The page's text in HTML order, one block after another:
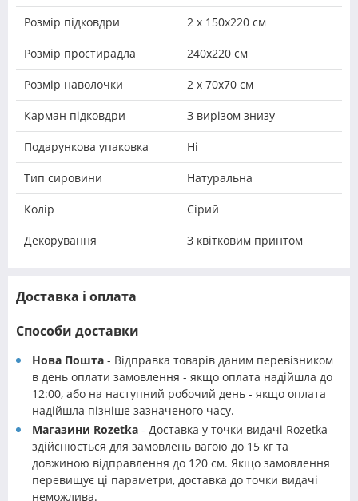
Розмір підковдри 2 х 150х220 см
Розмір простирадла 240х220 см
Розмір наволочки 2 х 70х70 см
Карман підковдри З вирізом знизу
Подарункова упаковка Ні
Тип сировини Натуральна
Колір Сірий
Декорування З квітковим принтом
Доставка і оплата
Способи доставки
Нова Пошта - Відправка товарів даним перевізником
в день оплати замовлення - якщо оплата надійшла до
12:00, або на наступний робочий день - якщо оплата
надійшла пізніше зазначеного часу.
Магазини Rozetka - Доставка у точки видачі Rozetka
здійснюється для замовлень вагою до 15 кг та
довжиною відправлення до 120 см. Якщо замовлення
перевищує ці параметри, доставка до точки видачі
неможлива.